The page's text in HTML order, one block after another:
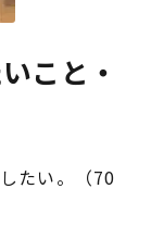
こと・
たい。（70